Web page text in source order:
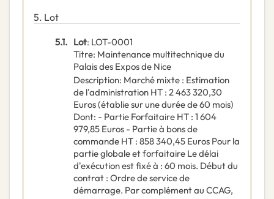
5. Lot
5.1. Lot: LOT-0001
Titre: Maintenance multitechnique du
Palais des Expos de Nice
Description: Marché mixte : Estimation
de l'administration HT : 2 463 320,30
Euros (établie sur une durée de 60 mois)
Dont: - Partie Forfaitaire HT : 1 604
979,85 Euros - Partie à bons de
commande HT : 858 340,45 Euros Pour la
partie globale et forfaitaire Le délai
d'exécution est fixé à : 60 mois. Début du
contrat : Ordre de service de
démarrage. Par complément au CCAG,